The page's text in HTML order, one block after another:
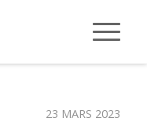
23 MARS 2023